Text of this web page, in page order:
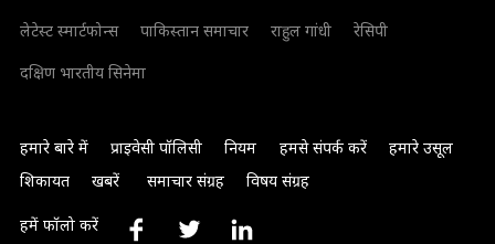
लेटेस्ट स्मार्टफोन्स
पाकिस्तान समाचार राहुल गांधी
रेसिपी
दक्षिण भारतीय सिनेमा
हमारे बारे में प्राइवेसी पॉलिसी नियम हमसे संपर्क करें
हमारे उसूल
शिकायत
खबरें समाचार संग्रह विषय संग्रह
हमें फॉलो करें